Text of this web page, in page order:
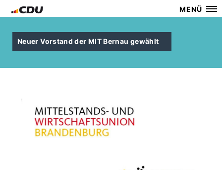
MENÜ
Neuer Vorstand der MIT Bernau gewählt